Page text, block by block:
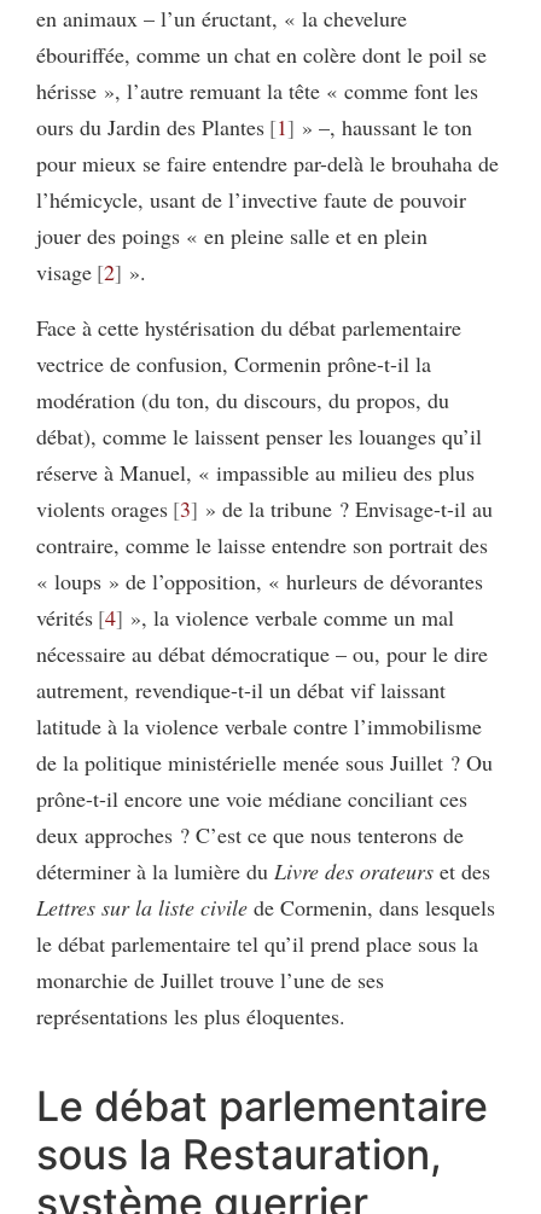
en animaux – l’un éructant, « la chevelure
ébouriffée, comme un chat en colère dont le poil se
hérisse », l’autre remuant la tête « comme font les
ours du Jardin des Plantes 1
» –, haussant le ton
pour mieux se faire entendre par-delà le brouhaha de
l’hémicycle, usant de l’invective faute de pouvoir
jouer des poings « en pleine salle et en plein
visage 2 ».
Face à cette hystérisation du débat parlementaire
vectrice de confusion, Cormenin prône-t-il la
modération (du ton, du discours, du propos, du
débat), comme le laissent penser les louanges qu’il
réserve à Manuel, « impassible au milieu des plus
violents orages 3 » de la tribune ? Envisage-t-il au
contraire, comme le laisse entendre son portrait des
« loups » de l’opposition, « hurleurs de dévorantes
vérités 4 », la violence verbale comme un mal
nécessaire au débat démocratique – ou, pour le dire
autrement, revendique-t-il un débat vif laissant
latitude à la violence verbale contre l’immobilisme
de la politique ministérielle menée sous Juillet ? Ou
prône-t-il encore une voie médiane conciliant ces
deux approches ? C’est ce que nous tenterons de
déterminer à la lumière du Livre des orateurs et des
Lettres sur la liste civile de Cormenin, dans lesquels
le débat parlementaire tel qu’il prend place sous la
monarchie de Juillet trouve l’une de ses
représentations les plus éloquentes.
Le débat parlementaire
sous la Restauration,
système guerrier